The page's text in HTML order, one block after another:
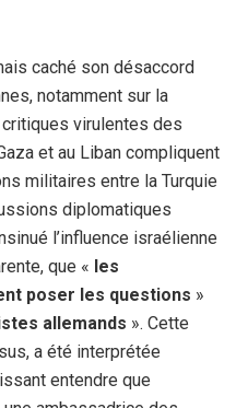
caché son désaccord
notamment sur la
virulentes des
et au Liban compliquent
militaires entre la Turquie
diplomatiques
l’influence israélienne
que « les
poser les questions »
allemands ». Cette
a été interprétée
entendre que